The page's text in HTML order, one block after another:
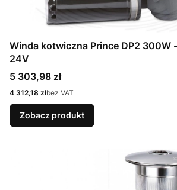
Winda kotwiczna Prince DP2 300W
24V
Cena
5 303,98 zł
Cena
4 312,18 złbez VAT
Zobacz produkt